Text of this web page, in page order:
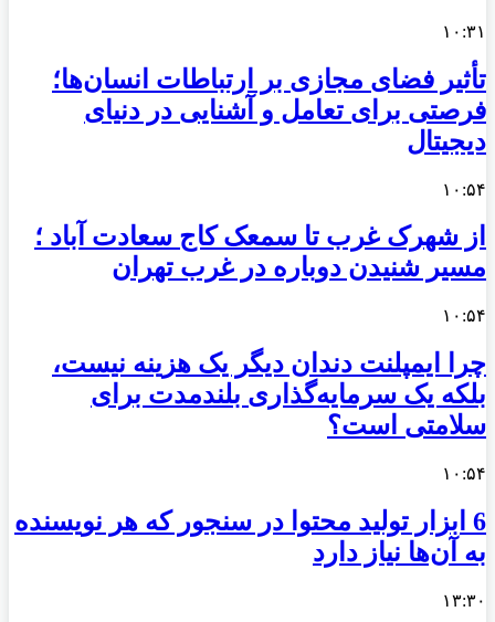
۱۰:۳۱
تأثیر فضای مجازی بر ارتباطات انسان‌ها؛
فرصتی برای تعامل و آشنایی در دنیای
دیجیتال
۱۰:۵۴
از شهرک غرب تا سمعک کاج سعادت آباد ؛
مسیر شنیدن دوباره در غرب تهران
۱۰:۵۴
چرا ایمپلنت دندان دیگر یک هزینه نیست،
بلکه یک سرمایه‌گذاری بلندمدت برای
سلامتی است؟
۱۰:۵۴
6 ابزار تولید محتوا در سنجور که هر نویسنده
به آن‌ها نیاز دارد
۱۳:۳۰